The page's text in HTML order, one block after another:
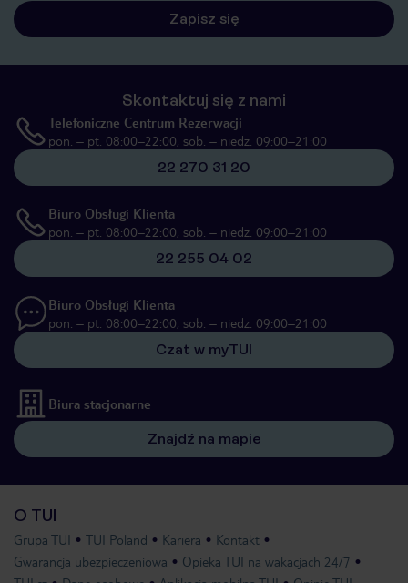
Zapisz się
Skontaktuj się z nami
Telefoniczne Centrum Rezerwacji
pon. – pt. 08:00–22:00, sob. – niedz. 09:00–21:00
22 270 31 20
Biuro Obsługi Klienta
pon. – pt. 08:00–22:00, sob. – niedz. 09:00–21:00
22 255 04 02
Biuro Obsługi Klienta
pon. – pt. 08:00–22:00, sob. – niedz. 09:00–21:00
Czat w myTUI
Biura stacjonarne
Znajdź na mapie
O TUI
Grupa TUI TUI Poland Kariera
Kontakt
Gwarancja ubezpieczeniowa
Opieka TUI na wakacjach 24/7